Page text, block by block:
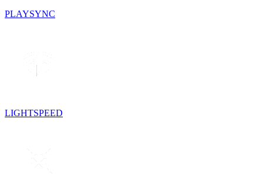
PLAYSYNC
LIGHTSPEED